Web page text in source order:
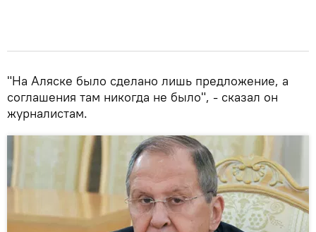
"На Аляске было сделано лишь предложение, а
соглашения там никогда не было", - сказал он
журналистам.